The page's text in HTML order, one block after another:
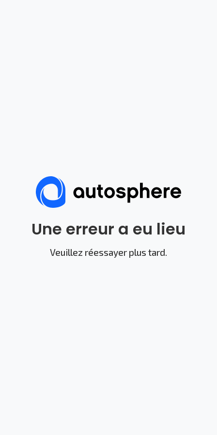
Une erreur a eu lieu
Veuillez réessayer plus tard.